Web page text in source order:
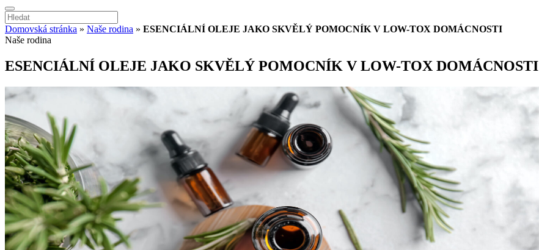
Domovská stránka » Naše rodina » ESENCIÁLNÍ OLEJE JAKO SKVĚLÝ POMOCNÍK V LOW-TOX DOMÁCNOSTI
Naše rodina
ESENCIÁLNÍ OLEJE JAKO SKVĚLÝ POMOCNÍK V LOW-TOX DOMÁCNOSTI